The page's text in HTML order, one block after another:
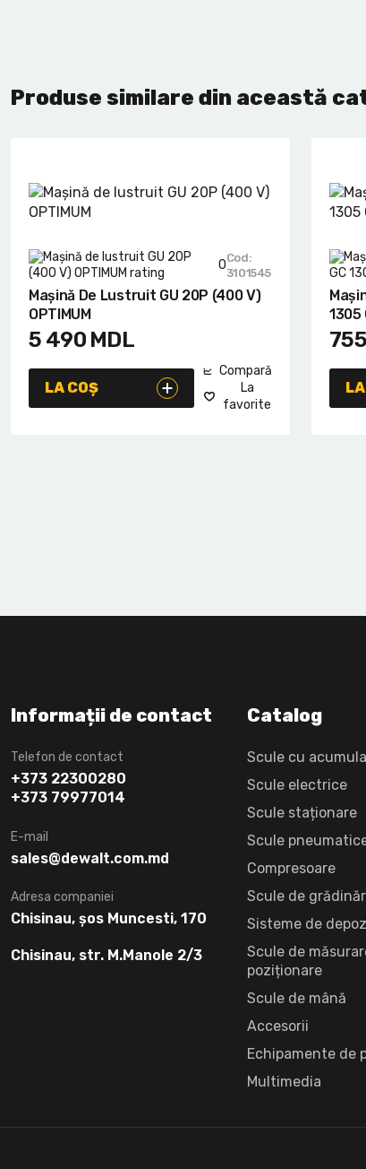
Produse similare din această
0Cod:
3101545
Mașină De Lustruit GU 20P (400 V)
OPTIMUM
5 490 MDL
LA COȘ
Compară
La
favorite
1305
Informații de contact
Telefon de contact
+373 22300280
+373 79977014
E-mail
sales@dewalt.com.md
Adresa companiei
Chisinau, șos Muncesti, 170
Chisinau, str. M.Manole 2/3
Catalog
Scule cu
Scule electrice
Scule staționare
Scule
Compresoare
Scule de
Sisteme de
Scule de
poziționare
Scule de mână
Accesorii
Echipamente de
Multimedia